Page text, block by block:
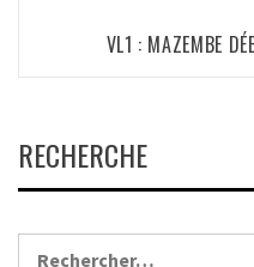
VL1 : MAZEMBE
RECHERCHE